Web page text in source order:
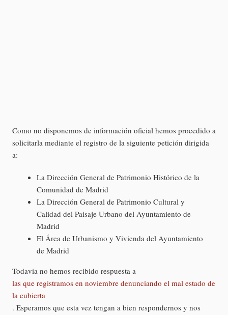
Como no disponemos de información oficial hemos procedido a
solicitarla mediante el registro de la siguiente petición dirigida
a:
La Dirección General de Patrimonio Histórico de la
Comunidad de Madrid
La Dirección General de Patrimonio Cultural y
Calidad del Paisaje Urbano del Ayuntamiento de
Madrid
El Área de Urbanismo y Vivienda del Ayuntamiento
de Madrid
Todavía no hemos recibido respuesta a
las que registramos en noviembre denunciando el mal estado de
la cubierta
. Esperamos que esta vez tengan a bien respondernos y nos